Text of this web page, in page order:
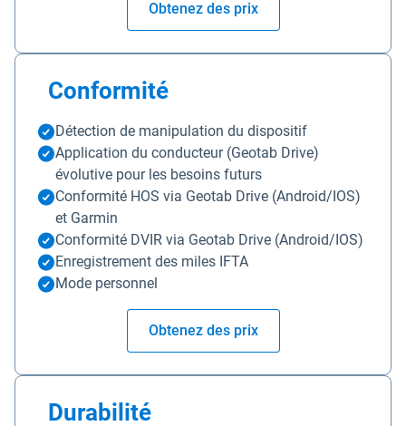
Obtenez des prix
Conformité
Détection de manipulation du dispositif
Application du conducteur (Geotab Drive)
évolutive pour les besoins futurs
Conformité HOS via Geotab Drive (Android/IOS)
et Garmin
Conformité DVIR via Geotab Drive (Android/IOS)
Enregistrement des miles IFTA
Mode personnel
Obtenez des prix
Durabilité